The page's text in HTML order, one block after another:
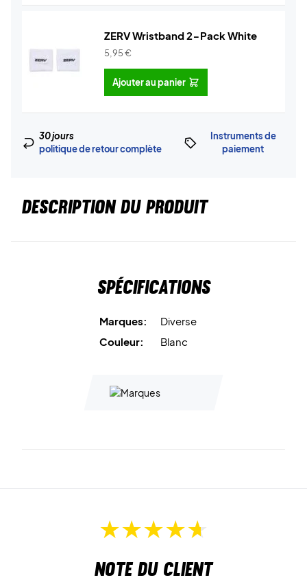
ZERV Wristband 2-Pack White
5,95€
Ajouter au panier
30 jours
politique de retour complète
Instruments de
paiement
DESCRIPTION DU PRODUIT
Spécifications
Marques:
Diverse
Couleur:
Blanc
Note du client